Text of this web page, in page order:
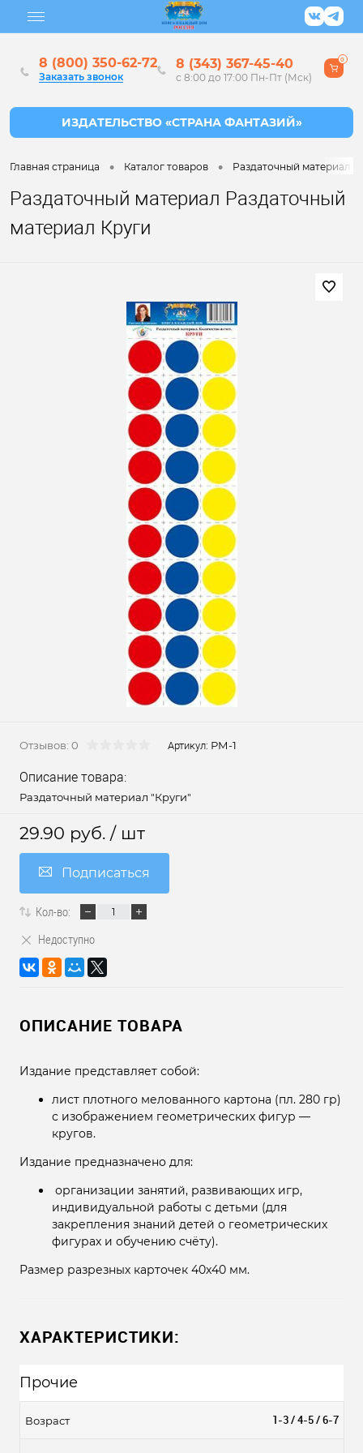
8 (800) 350-62-72
Заказать звонок
8 (343) 367-45-40
с 8:00 до 17:00 Пн-Пт (Мск)
0
Главная страница • Каталог товаров • Раздаточный материал
Раздаточный материал Раздаточный
материал Круги
Отзывов: 0 Артикул: РМ-1
Описание товара:
Раздаточный материал "Круги"
29.90 руб. / шт
Подписаться
Кол-во:
Недоступно
ОПИСАНИЕ ТОВАРА
Издание представляет собой:
лист плотного мелованного картона (пл. 280 гр)
с изображением геометрических фигур —
кругов.
Издание предназначено для:
организации занятий, развивающих игр,
индивидуальной работы с детьми (для
закрепления знаний детей о геометрических
фигурах и обучению счёту).
Размер разрезных карточек 40x40 мм.
ХАРАКТЕРИСТИКИ:
Прочие
Возраст 1-3 / 4-5 / 6-7